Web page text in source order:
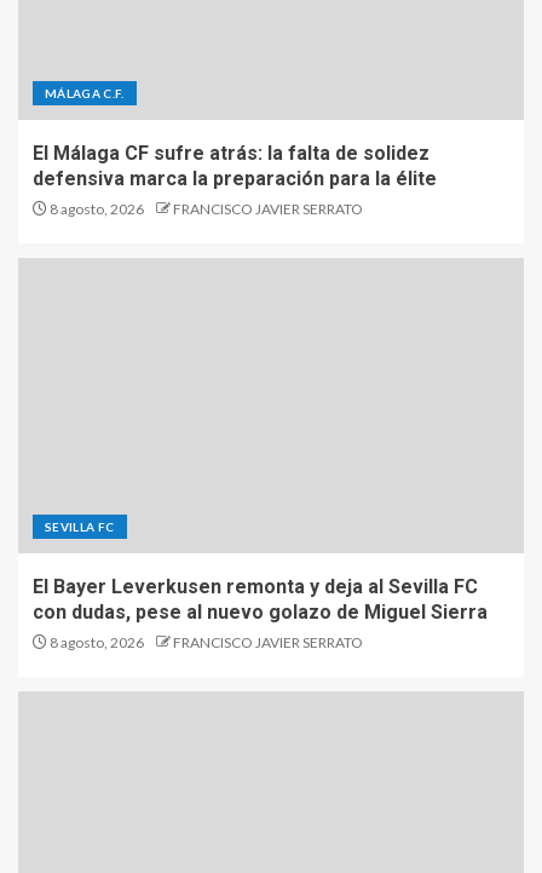
MÁLAGA C.F.
El Málaga CF sufre atrás: la falta de solidez
defensiva marca la preparación para la élite
8 agosto, 2026 FRANCISCO JAVIER SERRATO
SEVILLA FC
El Bayer Leverkusen remonta y deja al Sevilla FC
con dudas, pese al nuevo golazo de Miguel Sierra
8 agosto, 2026 FRANCISCO JAVIER SERRATO